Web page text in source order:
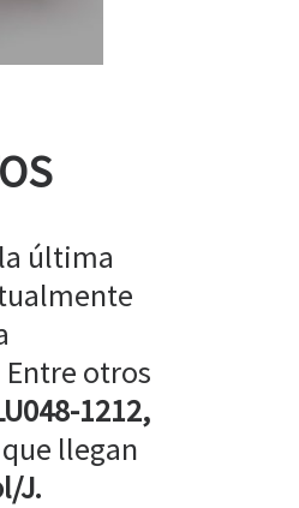
última
otros
1212,
llegan
J.